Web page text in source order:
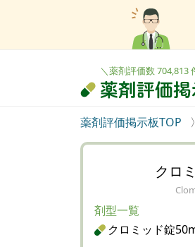
＼薬剤評価数 704,813
薬剤評価掲示板TOP
クロ
剤型一覧
クロミッド錠